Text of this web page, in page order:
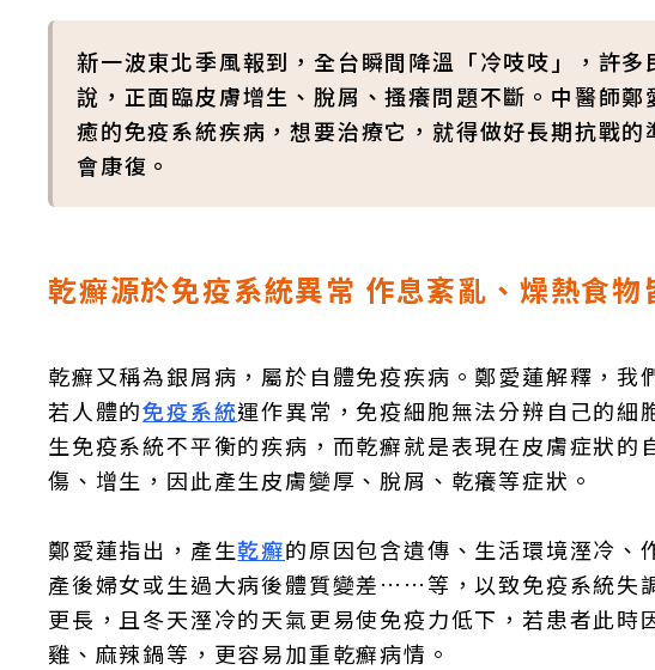
新一波東北季風報到，全台瞬間降溫「冷吱吱」，許
說，正面臨皮膚增生、脫屑、搔癢問題不斷。中醫師
癒的免疫系統疾病，想要治療它，就得做好長期抗戰
會康復。
乾癬源於免疫系統異常 作息紊亂、燥熱食
乾癬又稱為銀屑病，屬於自體免疫疾病。鄭愛蓮解釋，
若人體的免疫系統運作異常，免疫細胞無法分辨自己的細
生免疫系統不平衡的疾病，而乾癬就是表現在皮膚症狀
傷、增生，因此產生皮膚變厚、脫屑、乾癢等症狀。
鄭愛蓮指出，產生乾癬的原因包含遺傳、生活環境溼冷、
產後婦女或生過大病後體質變差……等，以致免疫系統失
更長，且冬天溼冷的天氣更易使免疫力低下，若患者此
雞、麻辣鍋等，更容易加重乾癬病情。